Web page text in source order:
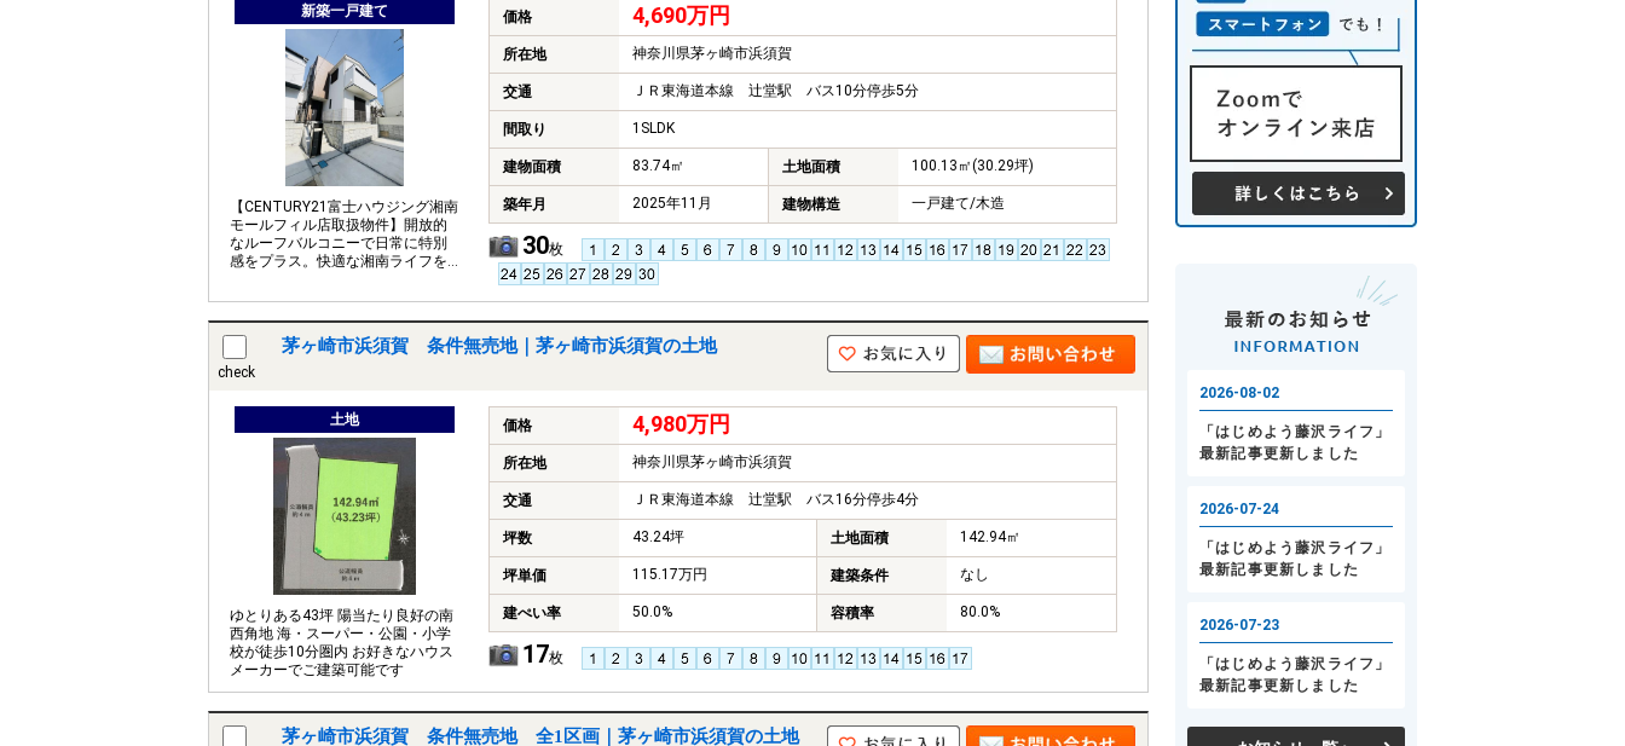
新築一戸建て
【CENTURY21富士ハウジング湘南
モールフィル店取扱物件】開放的
なルーフバルコニーで日常に特別
感をプラス。快適な湘南ライフを
価格 4,690万円
所在地 神奈川県茅ヶ崎市浜須賀
交通 ＪＲ東海道本線 辻堂駅 バス10分停歩5分
間取り 1SLDK
建物面積 83.74㎡ 土地面積 100.13㎡(30.29坪)
築年月 2025年11月 建物構造 一戸建て/木造
30枚
check
茅ヶ崎市浜須賀 条件無売地｜茅ヶ崎市浜須賀の土地
土地
ゆとりある43坪 陽当たり良好の南
西角地 海・スーパー・公園・小学
校が徒歩10分圏内 お好きなハウス
メーカーでご建築可能です
価格 4,980万円
所在地 神奈川県茅ヶ崎市浜須賀
交通 ＪＲ東海道本線 辻堂駅 バス16分停歩4分
坪数 43.24坪 土地面積 142.94㎡
坪単価 115.17万円 建築条件 なし
建ぺい率 50.0% 容積率 80.0%
17枚
茅ヶ崎市浜須賀 条件無売地 全1区画｜茅ヶ崎市浜須賀の土地